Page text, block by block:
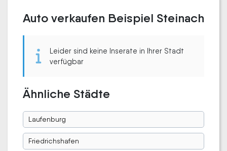
Auto verkaufen Beispiel Steinach
Leider sind keine Inserate in Ihrer Stadt
verfügbar
Ähnliche Städte
Laufenburg
Friedrichshafen